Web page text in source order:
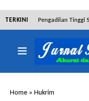
TERKINI Pengadilan Tinggi
Elektronik dan
Home » Hukrim